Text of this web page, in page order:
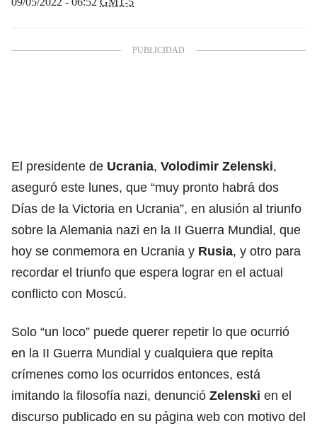
El presidente de Ucrania, Volodimir Zelenski,
aseguró este lunes, que “muy pronto habrá dos
Días de la Victoria en Ucrania”, en alusión al triunfo
sobre la Alemania nazi en la II Guerra Mundial, que
hoy se conmemora en Ucrania y Rusia, y otro para
recordar el triunfo que espera lograr en el actual
conflicto con Moscú.
Solo “un loco” puede querer repetir lo que ocurrió
en la II Guerra Mundial y cualquiera que repita
crímenes como los ocurridos entonces, está
imitando la filosofía nazi, denunció Zelenski en el
discurso publicado en su página web con motivo del